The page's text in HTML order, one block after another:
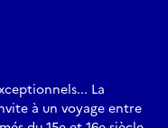
La
à un voyage entre